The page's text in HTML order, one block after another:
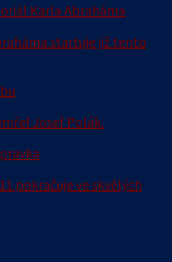
Karla Abraháma
startuje již tento
Josef Polák.
pokračuje ve skvělých